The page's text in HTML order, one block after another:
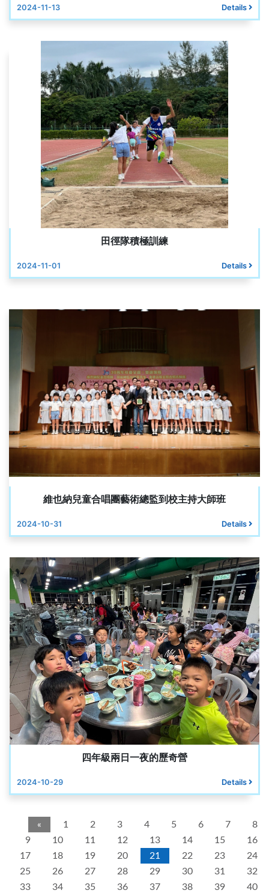
2024-11-13 Details
田徑隊積極訓練
2024-11-01 Details
維也納兒童合唱團藝術總監到校主持大師班
2024-10-31 Details
四年級兩日一夜的歷奇營
2024-10-29 Details
« 1 2 3 4 5 6 7
8
9
10 11 12 13 14 15
16
17
18 19 20 21 22 23
24
25
26 27 28 29 30 31
32
33
34 35 36 37 38 39 40